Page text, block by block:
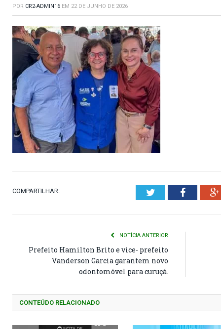
POR CR2-ADMIN16 EM 22 DE JUNHO DE 2026
COMPARTILHAR: Twitter
NOTÍCIA ANTERIOR
Prefeito Hamilton Brito e vice- prefeito
Vanderson Garcia garantem novo
odontomóvel para curuçá.
CONTEÚDO RELACIONADO